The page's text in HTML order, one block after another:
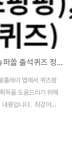
신한 쏠뱅크 쏠야구 쏠퀴즈, 쏠플레이 퀴즈팡팡, 슈퍼쏠 출석퀴즈 정답 5월 9일
플레이 앱에서 퀴즈팡
득을 도움드리기 위해
용입니다. 최강야구
즈) 5월 9일 문제 및